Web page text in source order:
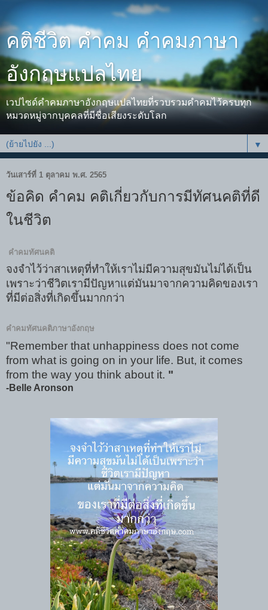
คติชีวิต คำคม คำคมภาษา
อังกฤษแปลไทย
เวปไซด์คำคมภาษาอังกฤษแปลไทยที่รวบรวมคำคมไว้ครบทุก
หมวดหมู่จากบุคคลที่มีชื่อเสียงระดับโลก
▼
วันเสาร์ที่ 1 ตุลาคม พ.ศ. 2565
ข้อคิด คำคม คติเกี่ยวกับการมีทัศนคติที่ดี
ในชีวิต
คำคมทัศนคติ
จงจำไว้ว่าสาเหตุที่ทำให้เราไม่มีความสุขมันไม่ได้เป็น
เพราะว่าชีวิตเรามีปัญหาแต่มันมาจากความคิดของเรา
ที่มีต่อสิ่งที่เกิดขึ้นมากกว่า
คำคมทัศนคติภาษาอังกฤษ
"Remember that unhappiness does not come
from what is going on in your life. But, it comes
from the way you think about it. "
-Belle Aronson